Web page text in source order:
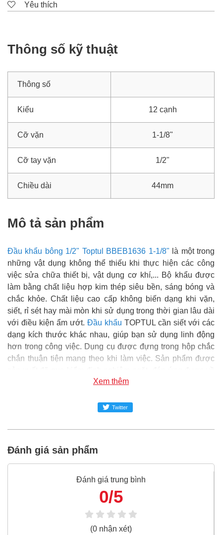
Yêu thích
Thông số kỹ thuật
Thông số
Kiểu 12 cạnh
Cỡ vặn 1-1/8"
Cỡ tay vặn 1/2"
Chiều dài 44mm
Mô tả sản phẩm
Đầu khẩu bông 1/2" Toptul BBEB1636 1-1/8" là một trong
những vật dụng không thể thiếu khi thực hiện các công
việc sửa chữa thiết bị, vật dụng cơ khí,... Bộ khẩu được
làm bằng chất liệu hợp kim thép siêu bền, sáng bóng và
chắc khỏe. Chất liệu cao cấp không biến dạng khi vặn,
siết, rỉ sét hay mài mòn khi sử dụng trong thời gian lâu dài
với điều kiện ẩm ướt. Đầu khẩu TOPTUL cần siết với các
dạng kích thước khác nhau, giúp bạn sử dụng linh động
hơn trong công việc. Dụng cụ được đựng trong hộp chắc
chắn thuận tiện mang theo khi làm việc. Sản phẩm được
tiêu chuẩn kỹ thuật, chất lượng đảm bảo và an toàn trong
phân phối và cung cấp sản phẩm Đầu khẩu
Đại siêu thị Vật tư phụ tùng SUPER-MRO.COM hơn 10
năm kinh nghiệm trong ngành dụng cụ cầm tay, vật tư phụ
tùng, đại diện phân phối của Asaki, Stanley, Bosch, Makita,
Kingtony, Toptul, Sata, TONE, Yato là những hãng sản
xuất thiết bị công nghiệp, Đầu khẩu nổi tiếng Việt Nam và
Xem thêm
Twitter
Đánh giá sản phẩm
Đánh giá trung bình
0/5
(0 nhận xét)